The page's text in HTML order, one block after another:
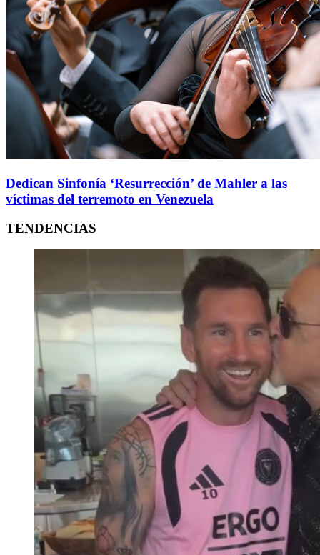
Dedican Sinfonía ‘Resurrección’ de Mahler a las
víctimas del terremoto en Venezuela
TENDENCIAS